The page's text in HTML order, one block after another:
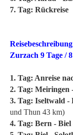
7. Tag: Rückreise
Zurzach 9 Tage /
1. Tag: Anreise
2. Tag: Meiringen
3. Tag: Iseltwald -
und Thun 43 km)
4. Tag: Bern - Biel